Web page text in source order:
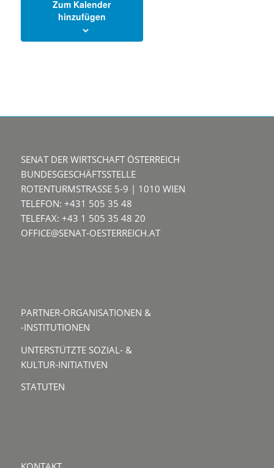
Zum Kalender
hinzufügen
SENAT DER WIRTSCHAFT ÖSTERREICH
BUNDESGESCHÄFTSSTELLE
ROTENTURMSTRASSE 5-9 | 1010 WIEN
TELEFON: +431 505 35 48
TELEFAX: +43 1 505 35 48 20
OFFICE@SENAT-OESTERREICH.AT
PARTNER-ORGANISATIONEN &
-INSTITUTIONEN
UNTERSTÜTZTE SOZIAL- &
KULTUR-INITIATIVEN
STATUTEN